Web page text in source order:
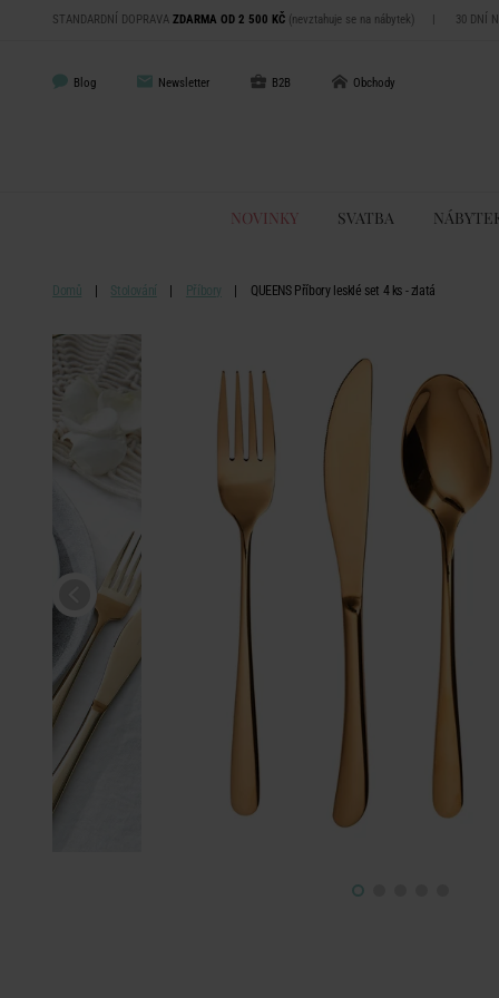
STANDARDNÍ DOPRAVA ZDARMA OD 2 500 KČ (nevztahuje se na nábytek) | 30 DNÍ
Blog Newsletter B2B Obchody
NOVINKY SVATBA
Domů Stolování Příbory QUEENS Příbory lesklé set 4 ks - zlatá